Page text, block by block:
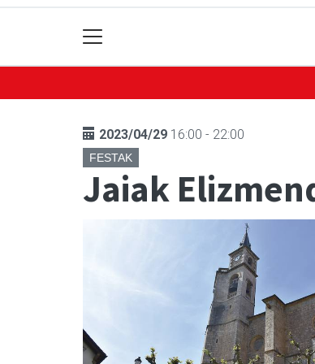
2023/04/29 16:00 - 22:00
FESTAK
Jaiak